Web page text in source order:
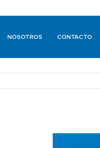
NOSOTROS CONTACTO